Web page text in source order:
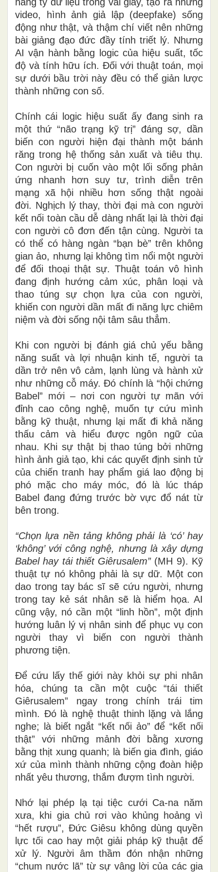
video, hình ảnh giả lập (deepfake) sống
động như thật, và thậm chí viết nên những
bài giảng đạo đức đầy tính triết lý. Nhưng
AI vận hành bằng logic của hiệu suất, tốc
độ và tính hữu ích. Đối với thuật toán, mọi
sự dưới bầu trời này đều có thể giản lược
thành những con số.
Chính cái logic hiệu suất ấy đang sinh ra
một thứ “não trạng kỹ trị” đáng sợ, dần
biến con người hiện đại thành một bánh
răng trong hệ thống sản xuất và tiêu thụ.
Con người bị cuốn vào một lối sống phản
ứng nhanh hơn suy tư, trình diễn trên
mạng xã hội nhiều hơn sống thật ngoài
đời. Nghịch lý thay, thời đại mà con người
kết nối toàn cầu dễ dàng nhất lại là thời đại
con người cô đơn đến tận cùng. Người ta
có thể có hàng ngàn “bạn bè” trên không
gian ảo, nhưng lại không tìm nổi một người
để đối thoại thật sự. Thuật toán vô hình
đang định hướng cảm xúc, phân loại và
thao túng sự chọn lựa của con người,
khiến con người dần mất đi năng lực chiêm
niệm và đời sống nội tâm sâu thẳm.
Khi con người bị đánh giá chủ yếu bằng
năng suất và lợi nhuận kinh tế, người ta
dần trở nên vô cảm, lạnh lùng và hành xử
như những cỗ máy. Đó chính là “hội chứng
Babel” mới – nơi con người tự mãn với
đỉnh cao công nghệ, muốn tự cứu mình
bằng kỹ thuật, nhưng lại mất đi khả năng
thấu cảm và hiểu được ngôn ngữ của
nhau. Khi sự thật bị thao túng bởi những
hình ảnh giả tạo, khi các quyết định sinh tử
của chiến tranh hay phẩm giá lao động bị
phó mặc cho máy móc, đó là lúc tháp
Babel đang đứng trước bờ vực đổ nát từ
bên trong.
“Chọn lựa nền tảng không phải là ‘có’ hay
‘không’ với công nghệ, nhưng là xây dựng
Babel hay tái thiết Giêrusalem” (MH 9). Kỹ
thuật tự nó không phải là sự dữ. Một con
dao trong tay bác sĩ sẽ cứu người, nhưng
trong tay kẻ sát nhân sẽ là hiểm họa. AI
cũng vậy, nó cần một “linh hồn”, một định
hướng luân lý vị nhân sinh để phục vụ con
người thay vì biến con người thành
phương tiện.
Để cứu lấy thế giới này khỏi sự phi nhân
hóa, chúng ta cần một cuộc “tái thiết
Giêrusalem” ngay trong chính trái tim
mình. Đó là nghệ thuật thinh lặng và lắng
nghe; là biết ngắt “kết nối ảo” để “kết nối
thật” với những mảnh đời bằng xương
bằng thịt xung quanh; là biến gia đình, giáo
xứ của mình thành những cộng đoàn hiệp
nhất yêu thương, thắm đượm tình người.
Nhớ lại phép lạ tại tiệc cưới Ca-na năm
xưa, khi gia chủ rơi vào khủng hoảng vì
“hết rượu”, Đức Giêsu không dùng quyền
lực tối cao hay một giải pháp kỹ thuật để
xử lý. Người âm thầm đón nhận những
“chum nước lã” từ sự vâng lời của các gia